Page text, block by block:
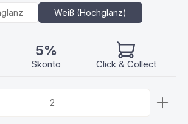
Weiß (Hochglanz)
5%
Skonto Click & Collect
Gib den gewünschten Wert ein